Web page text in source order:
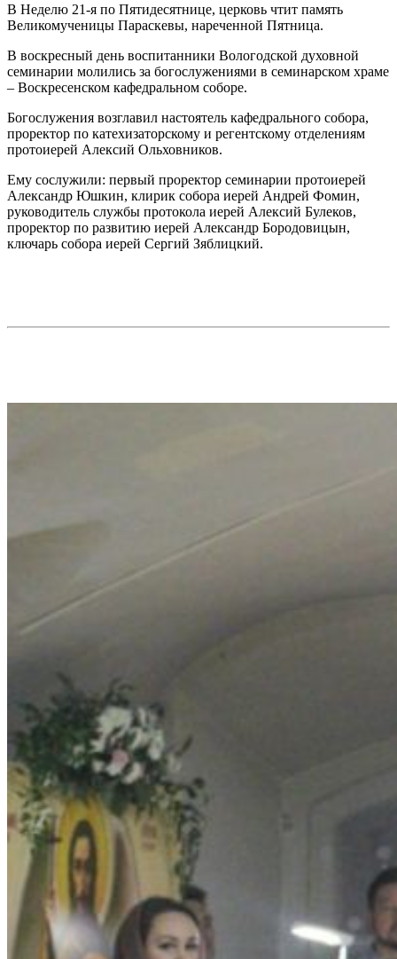
В Неделю 21-я по Пятидесятнице, церковь чтит память
Великомученицы Параскевы, нареченной Пятница.
В воскресный день воспитанники Вологодской духовной
семинарии молились за богослужениями в семинарском храме
– Воскресенском кафедральном соборе.
Богослужения возглавил настоятель кафедрального собора,
проректор по катехизаторскому и регентскому отделениям
протоиерей Алексий Ольховников.
Ему сослужили: первый проректор семинарии протоиерей
Александр Юшкин, клирик собора иерей Андрей Фомин,
руководитель службы протокола иерей Алексий Булеков,
проректор по развитию иерей Александр Бородовицын,
ключарь собора иерей Сергий Зяблицкий.